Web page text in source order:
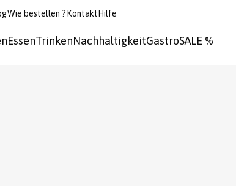
Wie bestellen ? Kontakt Hilfe
EssenTrinkenNachhaltigkeitGastroSALE %